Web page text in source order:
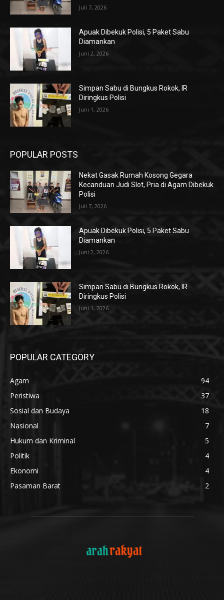
Juli 7, 2026
Apuak Dibekuk Polisi, 5 Paket Sabu
Diamankan
Juni 2, 2026
Simpan Sabu di Bungkus Rokok, IR
Diringkus Polisi
Juni 1, 2026
POPULAR POSTS
Nekat Gasak Rumah Kosong Gegara
Kecanduan Judi Slot, Pria di Agam Dibekuk
Polisi
Juli 7, 2026
Apuak Dibekuk Polisi, 5 Paket Sabu
Diamankan
Juni 2, 2026
Simpan Sabu di Bungkus Rokok, IR
Diringkus Polisi
Juni 1, 2026
POPULAR CATEGORY
Agam
94
Peristiwa
37
Sosial dan Budaya
18
Nasional
7
Hukum dan Kriminal
5
Politik
4
Ekonomi
4
Pasaman Barat
2